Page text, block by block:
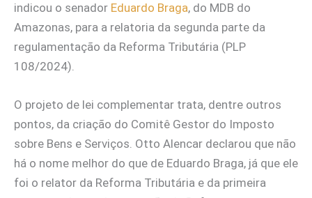
indicou o senador Eduardo Braga, do MDB do
Amazonas, para a relatoria da segunda parte da
regulamentação da Reforma Tributária (PLP
108/2024).
O projeto de lei complementar trata, dentre outros
pontos, da criação do Comitê Gestor do Imposto
sobre Bens e Serviços. Otto Alencar declarou que não
há o nome melhor do que de Eduardo Braga, já que ele
foi o relator da Reforma Tributária e da primeira